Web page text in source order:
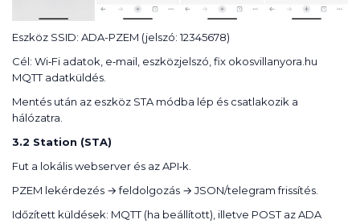
Eszköz SSID: ADA-PZEM (jelszó: 12345678)
Cél: Wi‑Fi adatok, e‑mail, eszközjelszó, fix okosvillanyora.hu
MQTT adatküldés.
Mentés után az eszköz STA módba lép és csatlakozik a
hálózatra.
3.2 Station (STA)
Fut a lokális webserver és az API‑k.
PZEM lekérdezés → feldolgozás → JSON/telegram frissítés.
Időzített küldések: MQTT (ha beállított), illetve POST az ADA